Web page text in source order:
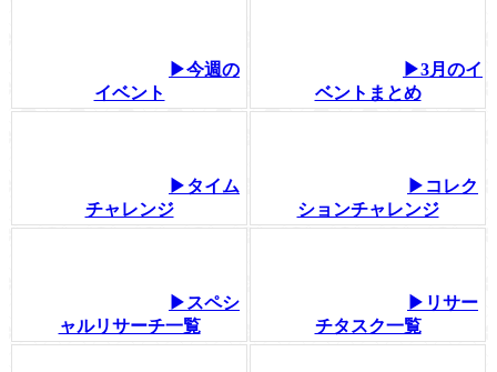
▶今週の
イベント
▶3月のイ
ベントまとめ
▶タイム
チャレンジ
▶コレク
ションチャレンジ
▶スペシ
ャルリサーチ一覧
▶リサー
チタスク一覧